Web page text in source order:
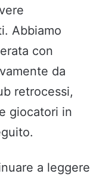
Abbiamo
con
da
retrocessi,
giocatori in
a leggere